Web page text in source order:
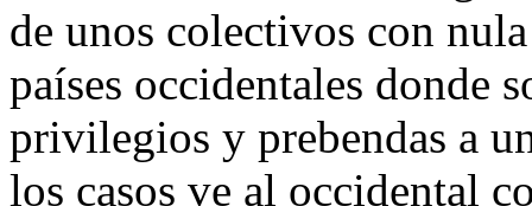
de unos colectivos con
países occidentales donde
privilegios y prebendas a
los casos ve al occidental